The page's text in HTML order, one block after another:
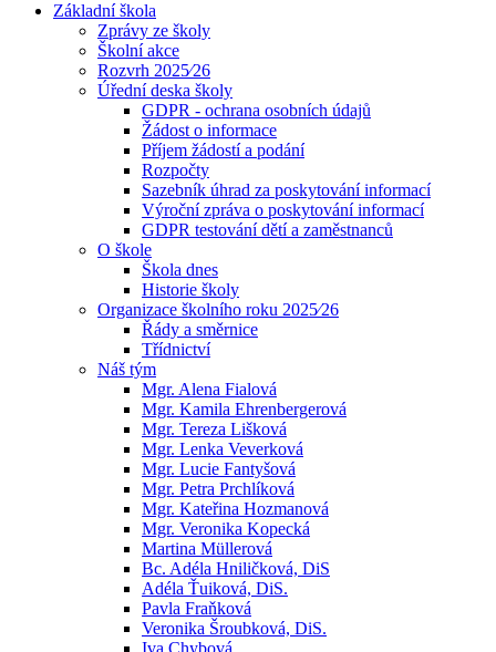
Základní škola
Zprávy ze školy
Školní akce
Rozvrh 2025⁄26
Úřední deska školy
GDPR - ochrana osobních údajů
Žádost o informace
Příjem žádostí a podání
Rozpočty
Sazebník úhrad za poskytování informací
Výroční zpráva o poskytování informací
GDPR testování dětí a zaměstnanců
O škole
Škola dnes
Historie školy
Organizace školního roku 2025⁄26
Řády a směrnice
Třídnictví
Náš tým
Mgr. Alena Fialová
Mgr. Kamila Ehrenbergerová
Mgr. Tereza Lišková
Mgr. Lenka Veverková
Mgr. Lucie Fantyšová
Mgr. Petra Prchlíková
Mgr. Kateřina Hozmanová
Mgr. Veronika Kopecká
Martina Müllerová
Bc. Adéla Hniličková, DiS
Adéla Ťuiková, DiS.
Pavla Fraňková
Veronika Šroubková, DiS.
Iva Chybová